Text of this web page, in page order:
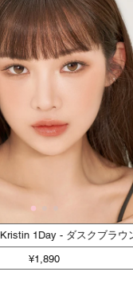
1Day - ダスクブラウン
¥1,890